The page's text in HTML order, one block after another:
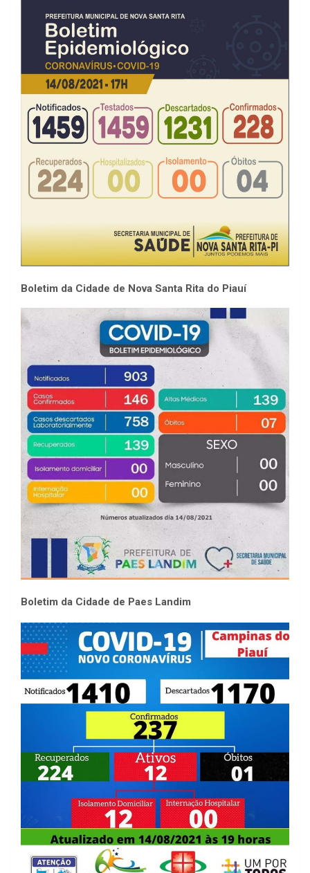
Boletim da Cidade de Nova Santa Rita do Piauí
Boletim da Cidade de Paes Landim